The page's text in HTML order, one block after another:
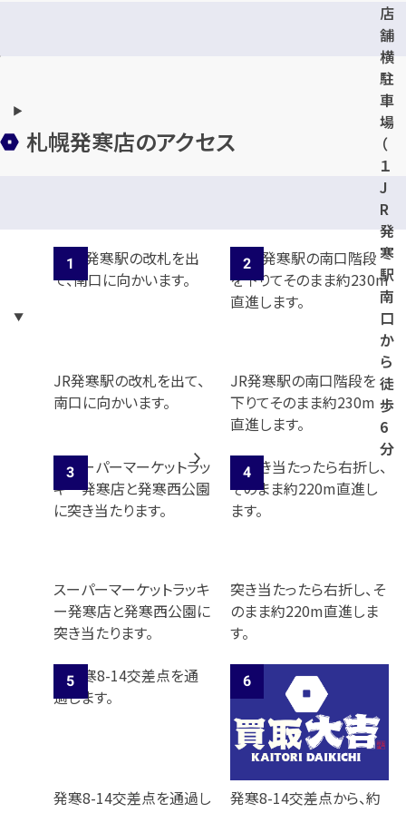
店
舗
横
駐
車
場
（
１
台
）
札幌発寒店のアクセス
J
R
発
寒
駅
南
口
か
ら
徒
歩
6
分
JR発寒駅の改札を出て、
南口に向かいます。
JR発寒駅の南口階段を
下りてそのまま約230m
直進します。
スーパーマーケットラッキ
ー発寒店と発寒西公園に
突き当たります。
突き当たったら右折し、そ
のまま約220m直進しま
す。
発寒8-14交差点を通過し
発寒8-14交差点から、約